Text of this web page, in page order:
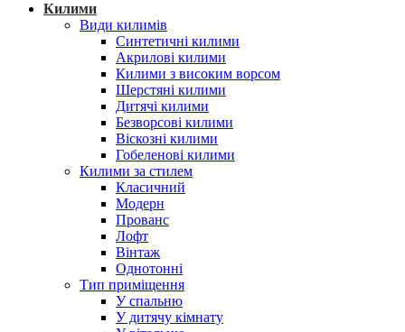
Килими
Види килимів
Синтетичні килими
Акрилові килими
Килими з високим ворсом
Шерстяні килими
Дитячі килими
Безворсові килими
Віскозні килими
Гобеленові килими
Килими за стилем
Класичний
Модерн
Прованс
Лофт
Вінтаж
Однотонні
Тип приміщення
У спальню
У дитячу кімнату